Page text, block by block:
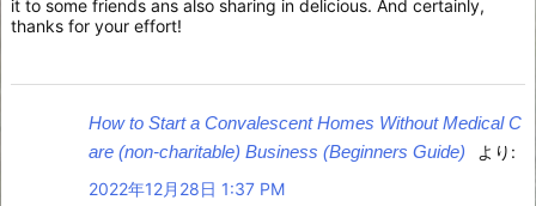
it to some friends ans also sharing in delicious. And certainly,
thanks for your effort!
How to Start a Convalescent Homes Without Medical C
are (non-charitable) Business (Beginners Guide)
より:
2022年12月28日 1:37 PM